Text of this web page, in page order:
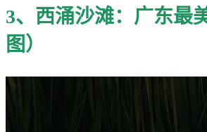
3、西涌沙滩：广东最
图）